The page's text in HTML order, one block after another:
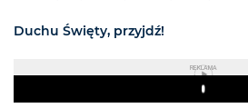
Duchu Święty, przyjdź!
REKLAMA
Play